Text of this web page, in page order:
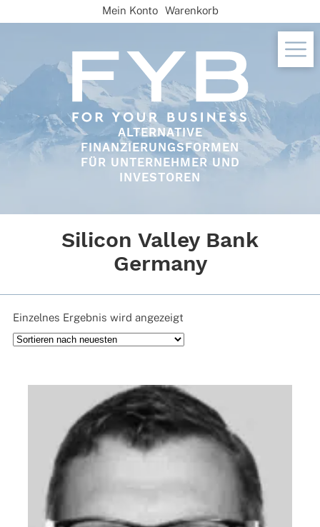
to
ALTERNATIVE
FINANZIERUNGSFORMEN
FÜR UNTERNEHMER UND
INVESTOREN
Mein Konto Warenkorb
Silicon Valley Bank
Germany
Einzelnes Ergebnis wird angezeigt